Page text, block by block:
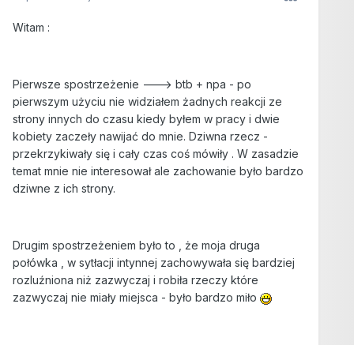
Witam :
Pierwsze spostrzeżenie ---> btb + npa - po
pierwszym użyciu nie widziałem żadnych reakcji ze
strony innych do czasu kiedy byłem w pracy i dwie
kobiety zaczeły nawijać do mnie. Dziwna rzecz -
przekrzykiwały się i cały czas coś mówiły . W zasadzie
temat mnie nie interesował ale zachowanie było bardzo
dziwne z ich strony.
Drugim spostrzeżeniem było to , że moja druga
połówka , w sytłacji intynnej zachowywała się bardziej
rozluźniona niż zazwyczaj i robiła rzeczy które
zazwyczaj nie miały miejsca - było bardzo miło